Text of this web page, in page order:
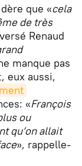
que «cela
de très
Renaud
manque pas
eux aussi,
«François
ou
qu’on allait
», rappelle-